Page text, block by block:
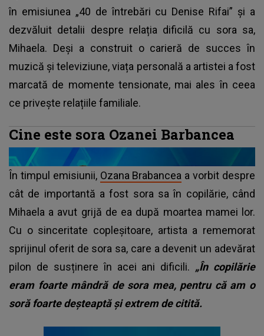
în emisiunea „40 de întrebări cu Denise Rifai” și a
dezvăluit detalii despre relația dificilă cu sora sa,
Mihaela. Deși a construit o carieră de succes în
muzică și televiziune, viața personală a artistei a fost
marcată de momente tensionate, mai ales în ceea
ce privește relațiile familiale.
Cine este sora Ozanei Barbancea
În timpul emisiunii, Ozana Brabancea a vorbit despre
cât de importantă a fost sora sa în copilărie, când
Mihaela a avut grijă de ea după moartea mamei lor.
Cu o sinceritate copleșitoare, artista a rememorat
sprijinul oferit de sora sa, care a devenit un adevărat
pilon de susținere în acei ani dificili. „În copilărie
eram foarte mândră de sora mea, pentru că am o
soră foarte deșteaptă și extrem de citită.